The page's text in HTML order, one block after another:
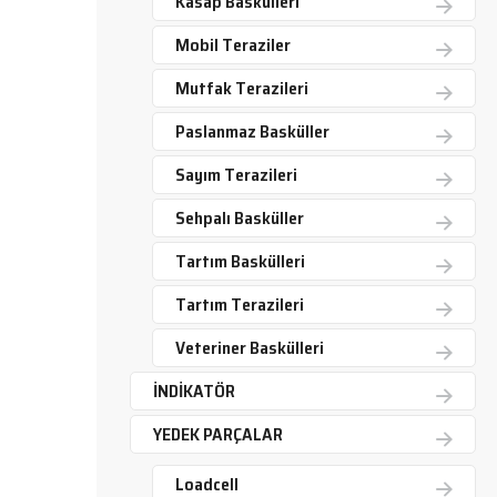
Mobil Teraziler
Mutfak Terazileri
Paslanmaz Basküller
Sayım Terazileri
Sehpalı Basküller
Tartım Baskülleri
Tartım Terazileri
Veteriner Baskülleri
İNDİKATÖR
YEDEK PARÇALAR
Loadcell